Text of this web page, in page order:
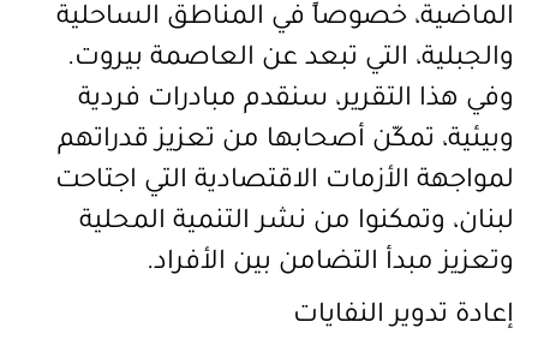
الماضية، خصوصاً في المناطق الساحلية
والجبلية، التي تبعد عن العاصمة بيروت.
وفي هذا التقرير، سنقدم مبادرات فردية
وبيئية، تمكّن أصحابها من تعزيز قدراتهم
لمواجهة الأزمات الاقتصادية التي اجتاحت
لبنان، وتمكنوا من نشر التنمية المحلية
وتعزيز مبدأ التضامن بين الأفراد.
إعادة تدوير النفايات